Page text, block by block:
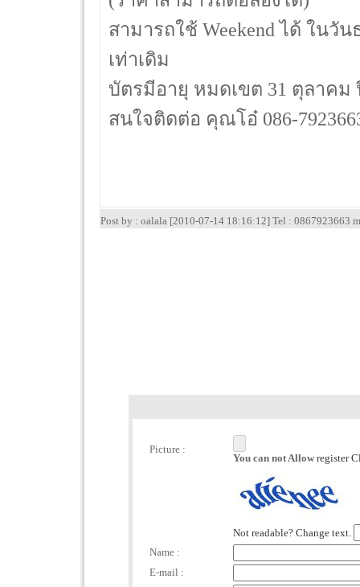
สามารถใช้ Weekend ได้ ใน
เท่าเดิม
บัตรมีอายุ หมดเขต 31 ตุลาคม
สนใจติดต่อ คุณโอ๋ 086-
Post by : oalala [2010-07-14 18:16:12] Tel : 0867923663
Picture :
You can not Allow register
Not readable? Change text.
Name :
E-mail :